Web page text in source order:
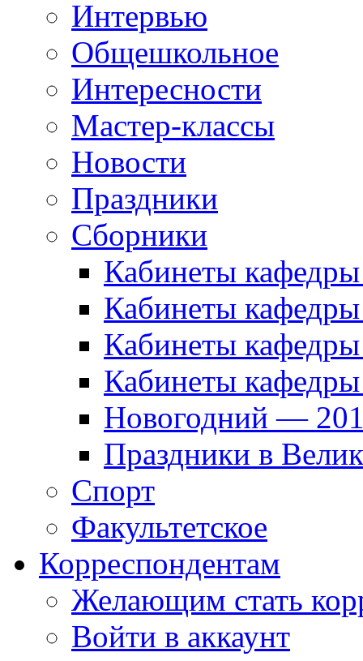
Интервью
Общешкольное
Интересности
Мастер-классы
Новости
Праздники
Сборники
Кабинеты
Кабинеты
Кабинеты кафедры
Кабинеты
Новогодний —
Праздники в
Спорт
Факультетское
Корреспондентам
Желающим стать
Войти в аккаунт